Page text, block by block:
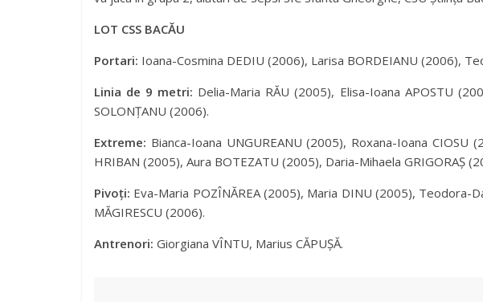
LOT CSS BACĂU
Portari: Ioana-Cosmina DEDIU (2006), Larisa BORDEIANU (2006),
Linia de 9 metri: Delia-Maria RĂU (2005), Elisa-Ioana APOSTU
SOLONȚANU (2006).
Extreme: Bianca-Ioana UNGUREANU (2005), Roxana-Ioana CIOSU
HRIBAN (2005), Aura BOTEZATU (2005), Daria-Mihaela GRIGORAȘ
Pivoți: Eva-Maria POZÎNĂREA (2005), Maria DINU (2005), Teodora-
MĂGIRESCU (2006).
Antrenori: Giorgiana VÎNTU, Marius CĂPUȘĂ.